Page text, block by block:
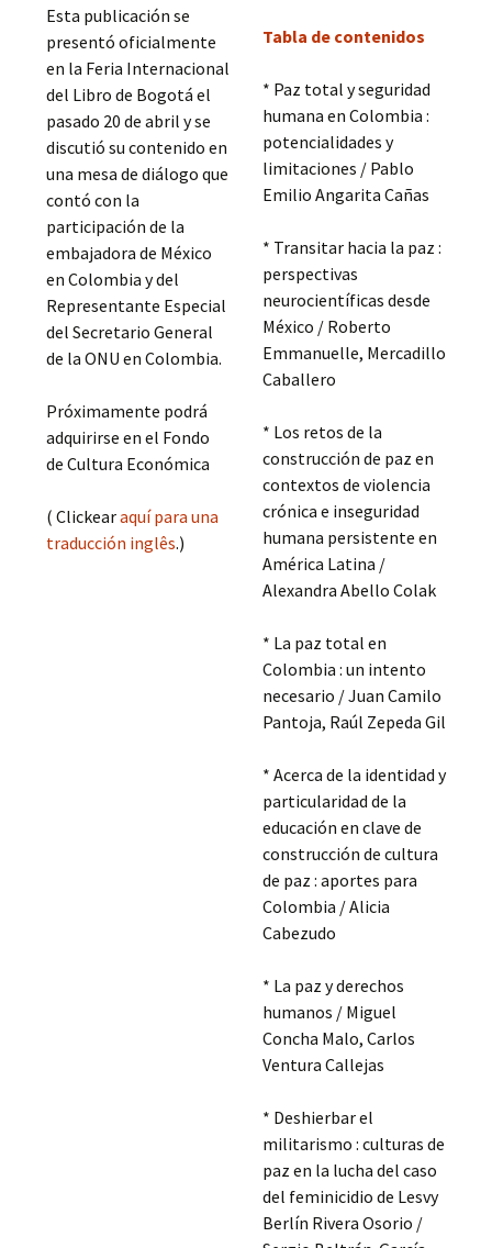
Esta publicación se
presentó oficialmente
en la Feria Internacional
del Libro de Bogotá el
pasado 20 de abril y se
discutió su contenido en
una mesa de diálogo que
contó con la
participación de la
embajadora de México
en Colombia y del
Representante Especial
del Secretario General
de la ONU en Colombia.
Próximamente podrá
adquirirse en el Fondo
de Cultura Económica
( Clickearaquí para una
traducción inglês.)
Tabla de contenidos
* Paz total y seguridad
humana en Colombia :
potencialidades y
limitaciones / Pablo
Emilio Angarita Cañas
* Transitar hacia la paz :
perspectivas
neurocientíficas desde
México / Roberto
Emmanuelle, Mercadillo
Caballero
* Los retos de la
construcción de paz en
contextos de violencia
crónica e inseguridad
humana persistente en
América Latina /
Alexandra Abello Colak
* La paz total en
Colombia : un intento
necesario / Juan Camilo
Pantoja, Raúl Zepeda Gil
* Acerca de la identidad y
particularidad de la
educación en clave de
construcción de cultura
de paz : aportes para
Colombia / Alicia
Cabezudo
* La paz y derechos
humanos / Miguel
Concha Malo, Carlos
Ventura Callejas
* Deshierbar el
militarismo : culturas de
paz en la lucha del caso
del feminicidio de Lesvy
Berlín Rivera Osorio /